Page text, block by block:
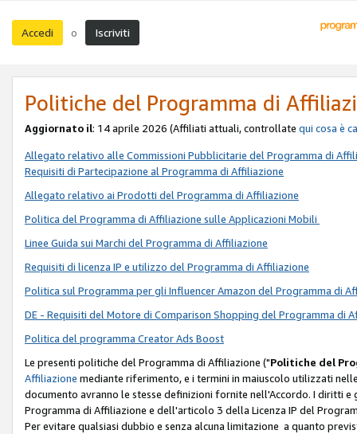
Accedi o Iscriviti
Politiche del Programma di
Aggiornato il: 14 aprile 2026 (Affiliati attuali, controllate qui cosa è
Allegato relativo alle Commissioni Pubblicitarie del Programma di
Requisiti di Partecipazione al Programma di Affiliazione
Allegato relativo ai Prodotti del Programma di Affiliazione
Politica del Programma di Affiliazione sulle Applicazioni Mobili
Linee Guida sui Marchi del Programma di Affiliazione
Requisiti di licenza IP e utilizzo del Programma di Affiliazione
Politica sul Programma per gli Influencer Amazon del Programma di
DE - Requisiti del Motore di Comparison Shopping del Programma di
Politica del programma Creator Ads Boost
Le presenti politiche del Programma di Affiliazione ("Politiche del
Affiliazione mediante riferimento, e i termini in maiuscolo utilizzati
documento avranno le stesse definizioni fornite nell'Accordo. I diritti
Programma di Affiliazione e dell'articolo 3 della Licenza IP del
Per evitare qualsiasi dubbio e senza alcuna limitazione a quanto